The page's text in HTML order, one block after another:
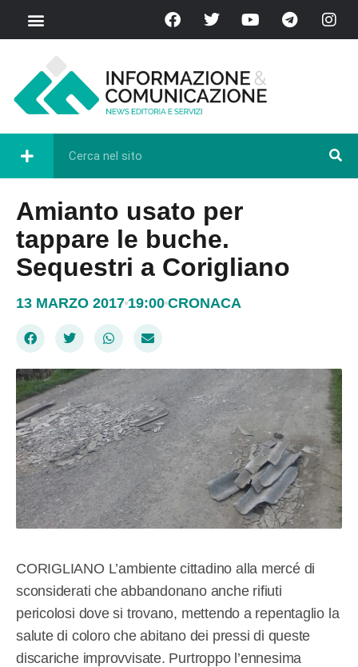
Amianto usato per
tappare le buche.
Sequestri a Corigliano
13 MARZO 2017 19:00 CRONACA
CORIGLIANO L’ambiente cittadino alla mercé di
sconsiderati che abbandonano anche rifiuti
pericolosi dove si trovano, mettendo a repentaglio la
salute di coloro che abitano dei pressi di queste
discariche improvvisate. Purtroppo l’ennesima